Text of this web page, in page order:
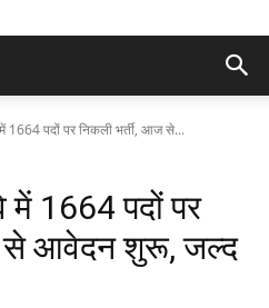
1664 पदों पर निकली भर्ती, आज से...
1664 पदों पर
से आवेदन शुरू, जल्द